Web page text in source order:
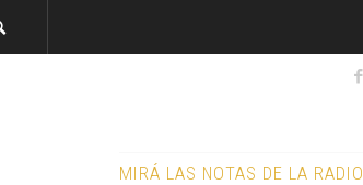
MIRÁ LAS NOTAS DE LA